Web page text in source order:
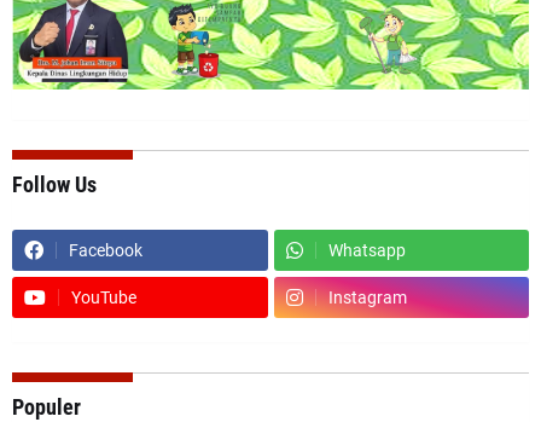
Follow Us
Facebook Whatsapp
YouTube Instagram
Populer